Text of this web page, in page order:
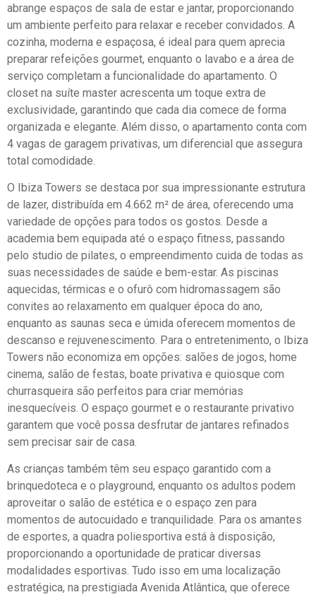
abrange espaços de sala de estar e jantar, proporcionando
um ambiente perfeito para relaxar e receber convidados. A
cozinha, moderna e espaçosa, é ideal para quem aprecia
preparar refeições gourmet, enquanto o lavabo e a área de
serviço completam a funcionalidade do apartamento. O
closet na suíte master acrescenta um toque extra de
exclusividade, garantindo que cada dia comece de forma
organizada e elegante. Além disso, o apartamento conta com
4 vagas de garagem privativas, um diferencial que assegura
total comodidade.
O Ibiza Towers se destaca por sua impressionante estrutura
de lazer, distribuída em 4.662 m² de área, oferecendo uma
variedade de opções para todos os gostos. Desde a
academia bem equipada até o espaço fitness, passando
pelo studio de pilates, o empreendimento cuida de todas as
suas necessidades de saúde e bem-estar. As piscinas
aquecidas, térmicas e o ofurô com hidromassagem são
convites ao relaxamento em qualquer época do ano,
enquanto as saunas seca e úmida oferecem momentos de
descanso e rejuvenescimento. Para o entretenimento, o Ibiza
Towers não economiza em opções: salões de jogos, home
cinema, salão de festas, boate privativa e quiosque com
churrasqueira são perfeitos para criar memórias
inesquecíveis. O espaço gourmet e o restaurante privativo
garantem que você possa desfrutar de jantares refinados
sem precisar sair de casa.
As crianças também têm seu espaço garantido com a
brinquedoteca e o playground, enquanto os adultos podem
aproveitar o salão de estética e o espaço zen para
momentos de autocuidado e tranquilidade. Para os amantes
de esportes, a quadra poliesportiva está à disposição,
proporcionando a oportunidade de praticar diversas
modalidades esportivas. Tudo isso em uma localização
estratégica, na prestigiada Avenida Atlântica, que oferece